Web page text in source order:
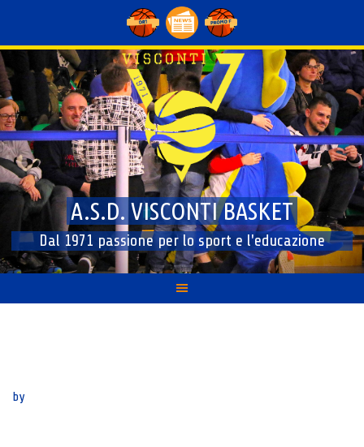
content
A.S.D. VISCONTI BASKET
Dal 1971 passione per lo sport e l'educazione
by